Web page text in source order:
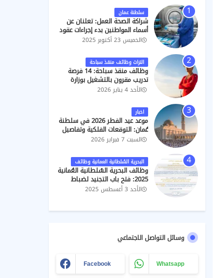
للعام
2026/2027
الحصول
على
التصاريح
8)
سلطنة عمان
شراكة الصحة العمل: تعلنان عن
أسماء المواطنين بدء إجراءات عقود
فني ب "تعقيم"
الخميس 23 أكتوبر 2025
التراث وظائف منقذ سباحة
وظائف منقذ سباحة: 14 فرصة
تدريب مقرون بالتشغيل بوزارة
التراث والسياحة
الأحد 4 يناير 2026
اخبار
موعد عيد الفطر 2026 في سلطنة
عُمان: التوقعات الفلكية وتفاصيل
الإجازة الرسمية
السبت 7 فبراير 2026
البحرية السُلطانية العمانية وظائف
وظائف البحرية السُلطانية العُمانية
2025: فتح باب التجنيد لضباط
تنفيذيين وجامعيين ومدنيين
الأحد 3 أغسطس 2025
وسائل التواصل الاجتماعي
Facebook Whatsapp